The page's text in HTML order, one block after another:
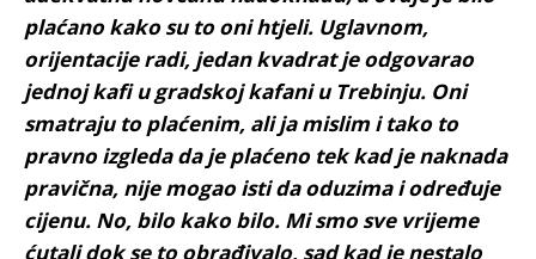
plaćano kako su to oni htjeli. Uglavnom,
orijentacije radi, jedan kvadrat je odgovarao
jednoj kafi u gradskoj kafani u Trebinju. Oni
smatraju to plaćenim, ali ja mislim i tako to
pravno izgleda da je plaćeno tek kad je naknada
pravična, nije mogao isti da oduzima i određuje
cijenu. No, bilo kako bilo. Mi smo sve vrijeme
ćutali dok se to obrađivalo, sad kad je nestalo